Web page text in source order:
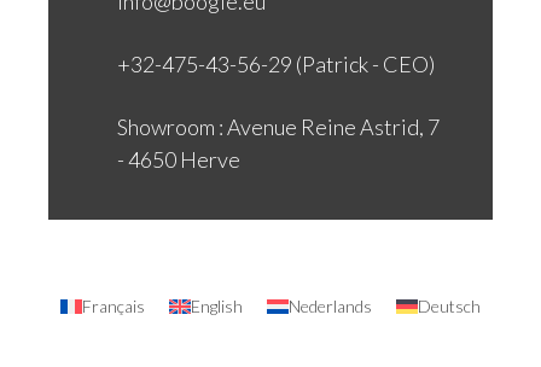
+32-475-43-56-29 (Patrick - CEO)
Showroom : Avenue Reine Astrid, 7
- 4650 Herve
Français English Nederlands Deutsch